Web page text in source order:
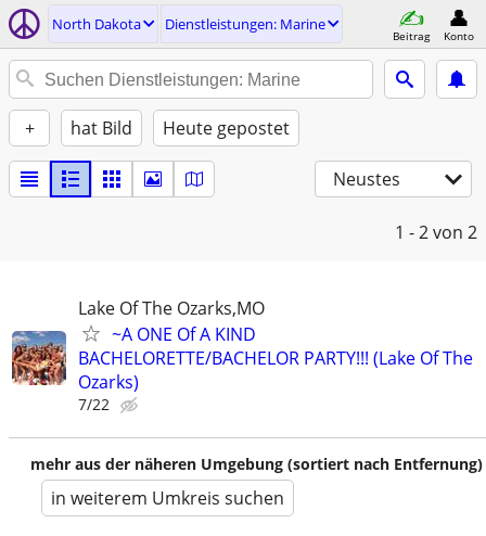
North Dakota Dienstleistungen: Marine
Beitrag Konto
+ hat Bild Heute gepostet
Neustes
1 - 2von 2
Lake Of The Ozarks,MO
~A ONE Of A KIND
BACHELORETTE/BACHELOR PARTY!!! (Lake Of The
Ozarks)
7/22
mehr aus der näheren Umgebung (sortiert nach Entfernung)
in weiterem Umkreis suchen